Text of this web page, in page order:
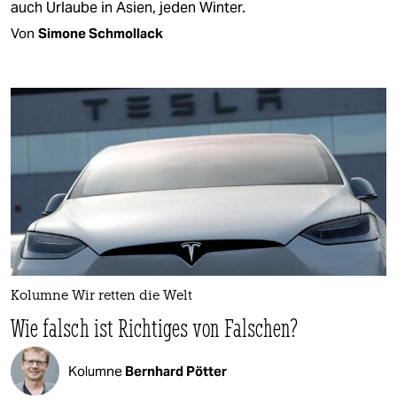
auch Urlaube in Asien, jeden Winter.
Von Simone Schmollack
Kolumne Wir retten die Welt
Wie falsch ist Richtiges von Falschen?
Kolumne Bernhard Pötter